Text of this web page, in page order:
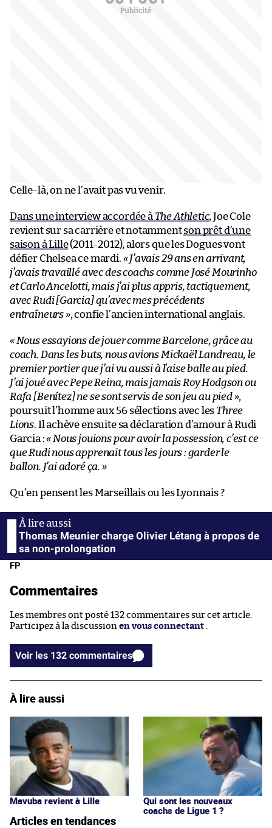
Celle-là, on ne l’avait pas vu venir.
Dans une interview accordée à The Athletic, Joe Cole
revient sur sa carrière et notammentson prêt d’une
saison à Lille(2011-2012), alors que les Dogues vont
défier Chelsea ce mardi. « J’avais 29 ans en arrivant,
j’avais travaillé avec des coachs comme José Mourinho
et Carlo Ancelotti, mais j’ai plus appris, tactiquement,
avec Rudi [Garcia] qu’avec mes précédents
entraîneurs », confie l’ancien international anglais.
« Nous essayions de jouer comme Barcelone, grâce au
coach. Dans les buts, nous avions Mickaël Landreau, le
premier portier que j’ai vu aussi à l’aise balle au pied.
J’ai joué avec Pepe Reina, mais jamais Roy Hodgson ou
Rafa [Benítez] ne se sont servis de son jeu au pied »,
poursuit l’homme aux 56 sélections avec les Three
Lions. Il achève ensuite sa déclaration d’amour à Rudi
Garcia :« Nous jouions pour avoir la possession, c’est ce
que Rudi nous apprenait tous les jours : garder le
ballon. J’ai adoré ça. »
Qu’en pensent les Marseillais ou les Lyonnais ?
Thomas Meunier charge Olivier Létang à propos de
sa non-prolongation
FP
Commentaires
Les membres ont posté 132 commentaires sur cet article.
Participez à la discussion en vous connectant
Voir les 132 commentaires
À lire aussi
Mavuba revient à Lille
Qui sont les nouveaux
coachs de Ligue 1 ?
Articles en tendances